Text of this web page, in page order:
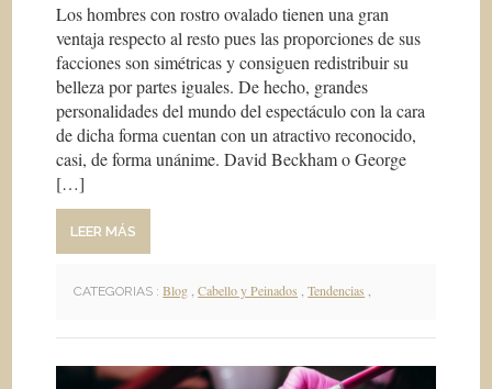
Los hombres con rostro ovalado tienen una gran
ventaja respecto al resto pues las proporciones de sus
facciones son simétricas y consiguen redistribuir su
belleza por partes iguales. De hecho, grandes
personalidades del mundo del espectáculo con la cara
de dicha forma cuentan con un atractivo reconocido,
casi, de forma unánime. David Beckham o George
[…]
LEER MÁS
CATEGORIAS : Blog ,Cabello y Peinados ,Tendencias